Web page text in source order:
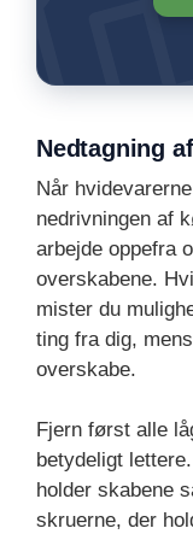
Nedtagning
Når
nedrivningen af
arbejde oppefra
overskabene.
mister du
ting fra dig,
overskabe.
Fjern først alle
betydeligt
holder skabene
skruerne, der